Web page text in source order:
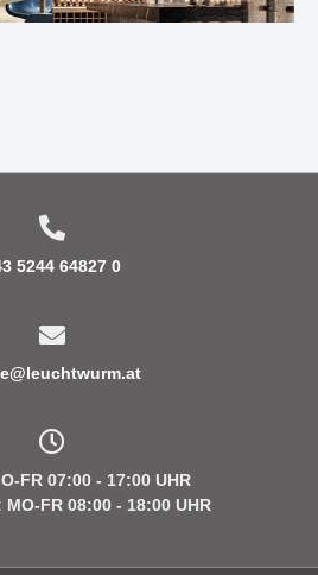
5244 64827 0
FR 07:00 - 17:00 UHR
MO-FR 08:00 - 18:00 UHR